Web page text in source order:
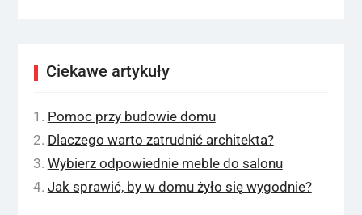
Ciekawe artykuły
Pomoc przy budowie domu
Dlaczego warto zatrudnić architekta?
Wybierz odpowiednie meble do salonu
Jak sprawić, by w domu żyło się wygodnie?